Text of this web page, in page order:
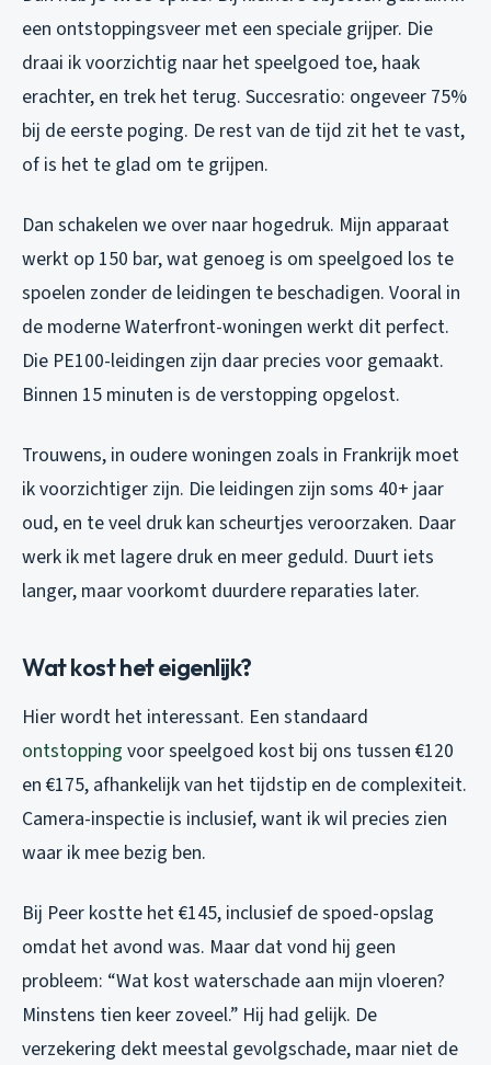
een ontstoppingsveer met een speciale grijper. Die
draai ik voorzichtig naar het speelgoed toe, haak
erachter, en trek het terug. Succesratio: ongeveer 75%
bij de eerste poging. De rest van de tijd zit het te vast,
of is het te glad om te grijpen.
Dan schakelen we over naar hogedruk. Mijn apparaat
werkt op 150 bar, wat genoeg is om speelgoed los te
spoelen zonder de leidingen te beschadigen. Vooral in
de moderne Waterfront-woningen werkt dit perfect.
Die PE100-leidingen zijn daar precies voor gemaakt.
Binnen 15 minuten is de verstopping opgelost.
Trouwens, in oudere woningen zoals in Frankrijk moet
ik voorzichtiger zijn. Die leidingen zijn soms 40+ jaar
oud, en te veel druk kan scheurtjes veroorzaken. Daar
werk ik met lagere druk en meer geduld. Duurt iets
langer, maar voorkomt duurdere reparaties later.
Wat kost het eigenlijk?
Hier wordt het interessant. Een standaard
ontstopping voor speelgoed kost bij ons tussen €120
en €175, afhankelijk van het tijdstip en de complexiteit.
Camera-inspectie is inclusief, want ik wil precies zien
waar ik mee bezig ben.
Bij Peer kostte het €145, inclusief de spoed-opslag
omdat het avond was. Maar dat vond hij geen
probleem: “Wat kost waterschade aan mijn vloeren?
Minstens tien keer zoveel.” Hij had gelijk. De
verzekering dekt meestal gevolgschade, maar niet de